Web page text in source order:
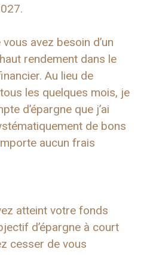
avez besoin d’un
rendement dans le
Au lieu de
les quelques mois, je
d’épargne que j’ai
de bons
aucun frais
atteint votre fonds
d’épargne à court
cesser de vous